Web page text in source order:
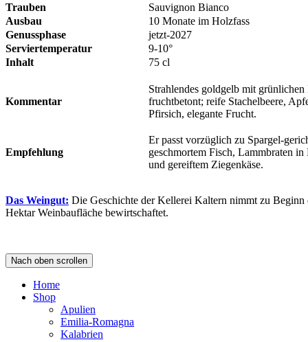
Trauben
Sauvignon Bianco
Ausbau
10 Monate im Holzfass
Genussphase
jetzt-2027
Serviertemperatur
9-10°
Inhalt
75 cl
Kommentar
Strahlendes goldgelb mit grünlichen
fruchtbetont; reife Stachelbeere,
Pfirsich, elegante Frucht.
Empfehlung
Er passt vorzüglich zu Spargel-
geschmortem Fisch, Lammbraten in
und gereiftem Ziegenkäse.
Das Weingut: Die Geschichte der Kellerei Kaltern nimmt zu Beginn
Hektar Weinbaufläche bewirtschaftet.
Nach oben scrollen
Home
Shop
Apulien
Emilia-Romagna
Kalabrien